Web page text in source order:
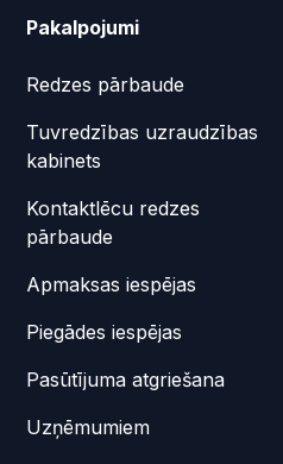
Pakalpojumi
Redzes pārbaude
Tuvredzības uzraudzības
kabinets
Kontaktlēcu redzes
pārbaude
Apmaksas iespējas
Piegādes iespējas
Pasūtījuma atgriešana
Uzņēmumiem